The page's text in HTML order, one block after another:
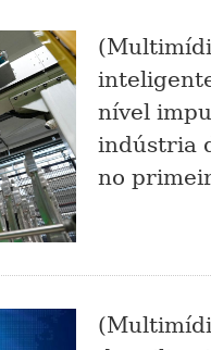
nível
indústria
no